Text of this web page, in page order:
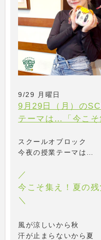
9/29 月曜日
9月29日（月）の
テーマは…「今こそ
スクールオブロック
今夜の授業テーマは…
／
今こそ集え！夏の残
＼
風が涼しいから秋
汗が止まらないから夏